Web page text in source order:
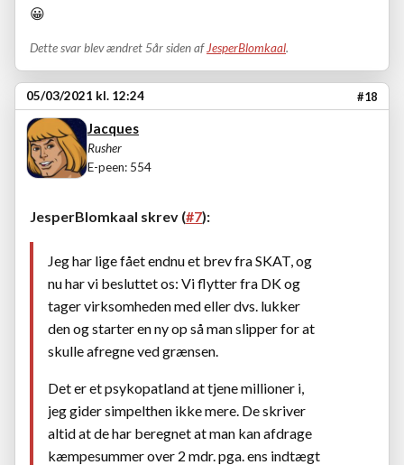
😀
Dette svar blev ændret 5år siden af JesperBlomkaal.
05/03/2021 kl. 12:24 #18
Jacques
Rusher
E-peen: 554
JesperBlomkaal skrev (#7):
Jeg har lige fået endnu et brev fra SKAT, og
nu har vi besluttet os: Vi flytter fra DK og
tager virksomheden med eller dvs. lukker
den og starter en ny op så man slipper for at
skulle afregne ved grænsen.
Det er et psykopatland at tjene millioner i,
jeg gider simpelthen ikke mere. De skriver
altid at de har beregnet at man kan afdrage
kæmpesummer over 2 mdr. pga. ens indtægt